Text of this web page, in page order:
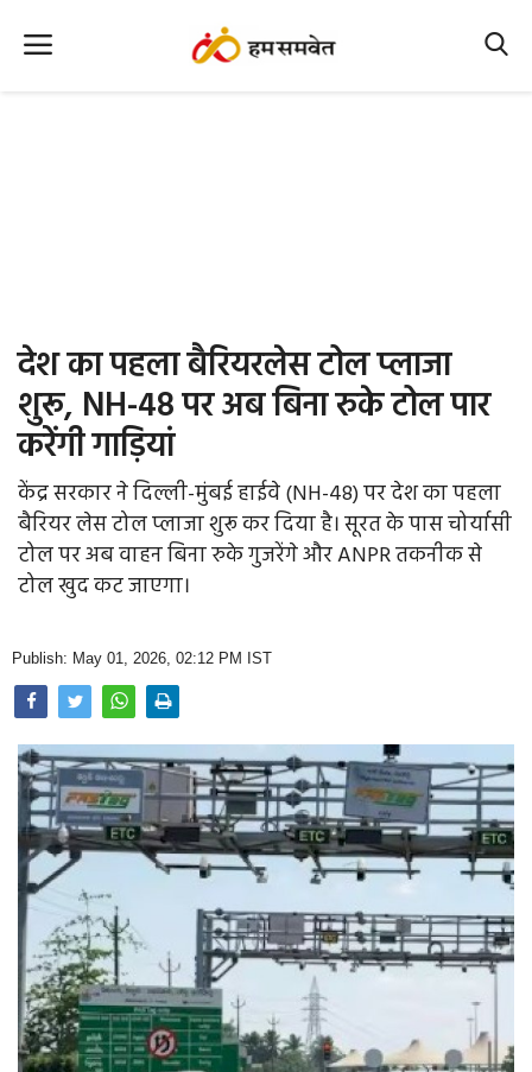
Office Office
Political Gossips
Farm & Food
Opinion
Health & Lifestyle
Photo Gallery
Home
देश का पहला बैरियरलेस टोल प्लाजा
शुरू, NH-48 पर अब बिना रुके टोल पार
करेंगी गाड़ियां
केंद्र सरकार ने दिल्ली-मुंबई हाईवे (NH-48) पर देश का पहला
बैरियर लेस टोल प्लाजा शुरू कर दिया है। सूरत के पास चोर्यासी
टोल पर अब वाहन बिना रुके गुजरेंगे और ANPR तकनीक से
टोल खुद कट जाएगा।
Publish: May 01, 2026, 02:12 PM IST